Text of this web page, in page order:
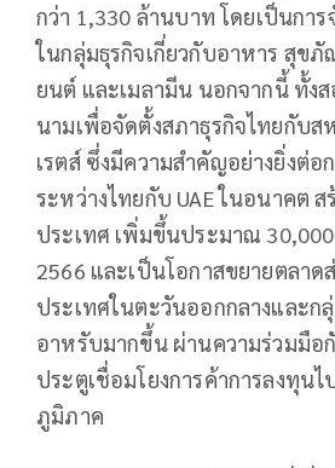
กว่า 1,330 ล้านบาท โดยเป็นกา
ในกลุ่มธุรกิจเกี่ยวกับอาหาร สุข
ยนต์ และเมลามีน นอกจากนี้ ทั้งส
นามเพื่อจัดตั้งสภาธุรกิจไทยกับส
เรตส์ ซึ่งมีความสำคัญอย่างยิ่งต่อ
ระหว่างไทยกับ UAE ในอนาคต ส
ประเทศ เพิ่มขึ้นประมาณ
2566 และเป็นโอกาสขยายตลาด
ประเทศในตะวันออกกลางและก
อาหรับมากขึ้น ผ่านความร่วมมือกั
ประตูเชื่อมโยงการค้าการลงทุน
ภูมิภาค